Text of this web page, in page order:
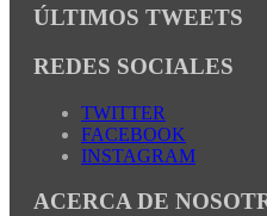
ÚLTIMOS TWEETS
REDES SOCIALES
TWITTER
FACEBOOK
INSTAGRAM
ACERCA DE